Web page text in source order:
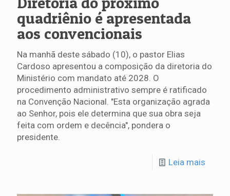
quadriênio é apresentada
aos convencionais
Na manhã deste sábado (10), o pastor Elias
Cardoso apresentou a composição da diretoria do
Ministério com mandato até 2028. O
procedimento administrativo sempre é ratificado
na Convenção Nacional. "Esta organização agrada
ao Senhor, pois ele determina que sua obra seja
feita com ordem e decência", pondera o
presidente.
Leia mais